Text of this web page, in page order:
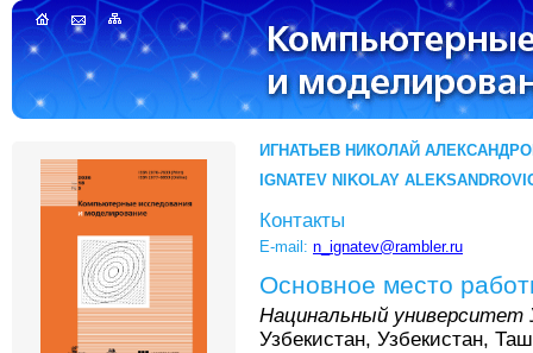
ИГНАТЬЕВ НИКОЛАЙ
IGNATEV NIKOLAY
Контакты
E-mail: n_ignatev@rambler.ru
Основное место
Нацинальный университет
Узбекистан, Узбекистан,